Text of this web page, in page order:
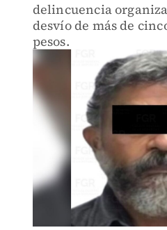
delincuencia
desvío de más de
pesos.